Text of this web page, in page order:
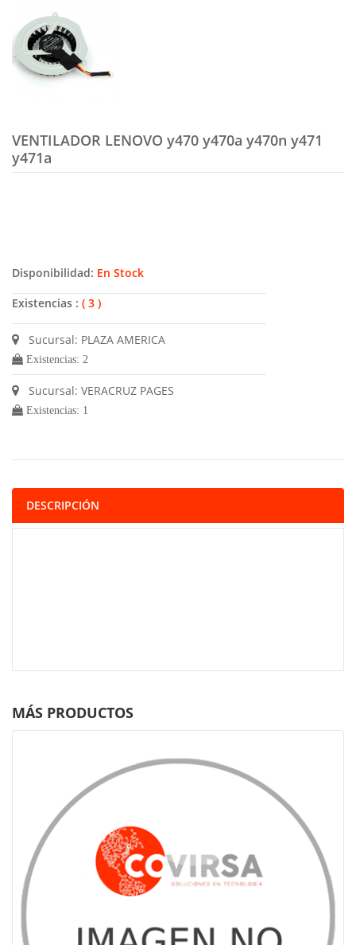
VENTILADOR LENOVO y470 y470a y470n y471
y471a
Disponibilidad: En Stock
Existencias : ( 3 )
Sucursal: PLAZA AMERICA
Existencias: 2
Sucursal: VERACRUZ PAGES
Existencias: 1
DESCRIPCIÓN
MÁS PRODUCTOS